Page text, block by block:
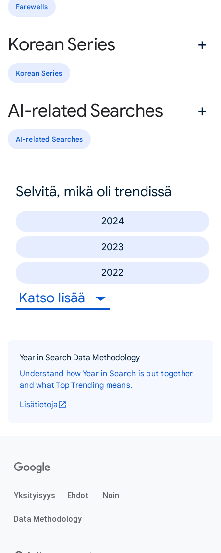
Farewells
Korean Series
Korean Series
AI-related Searches
AI-related Searches
Selvitä, mikä oli trendissä
2024
2023
2022
Katso lisää
Year in Search Data Methodology
Understand how Year in Search is put together
and what Top Trending means.
Lisätietoja
Yksityisyys Ehdot Noin
Data Methodology